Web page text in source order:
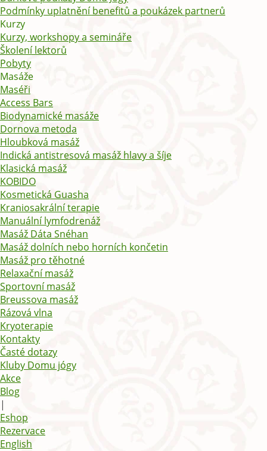
Podmínky uplatnění benefitů a poukázek partnerů
Kurzy
Kurzy, workshopy a semináře
Školení lektorů
Pobyty
Masáže
Maséři
Access Bars
Biodynamické masáže
Dornova metoda
Hloubková masáž
Indická antistresová masáž hlavy a šíje
Klasická masáž
KOBIDO
Kosmetická Guasha
Kraniosakrální terapie
Manuální lymfodrenáž
Masáž Dáta Snéhan
Masáž dolních nebo horních končetin
Masáž pro těhotné
Relaxační masáž
Sportovní masáž
Breussova masáž
Rázová vlna
Kryoterapie
Kontakty
Časté dotazy
Kluby Domu jógy
Akce
Blog
|
Eshop
Rezervace
English